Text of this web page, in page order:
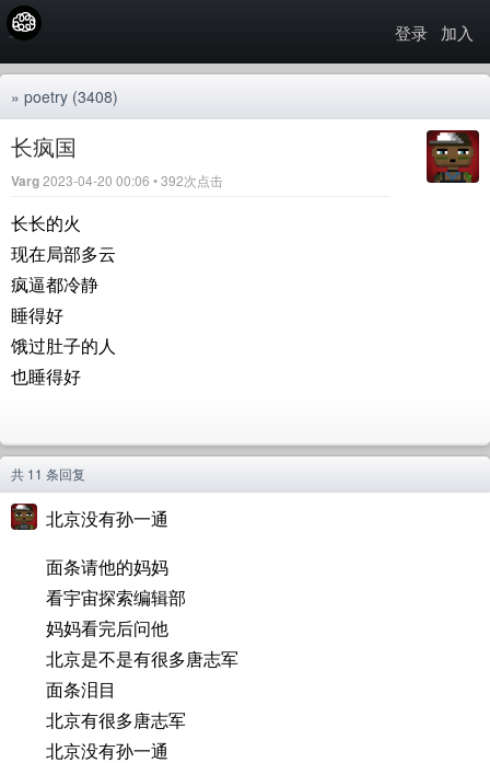
登录 加入
» poetry (3408)
长疯国
Varg2023-04-20 00:06 • 392次点击
长长的火
现在局部多云
疯逼都冷静
睡得好
饿过肚子的人
也睡得好
共 11 条回复
北京没有孙一通
面条请他的妈妈
看宇宙探索编辑部
妈妈看完后问他
北京是不是有很多唐志军
面条泪目
北京有很多唐志军
北京没有孙一通